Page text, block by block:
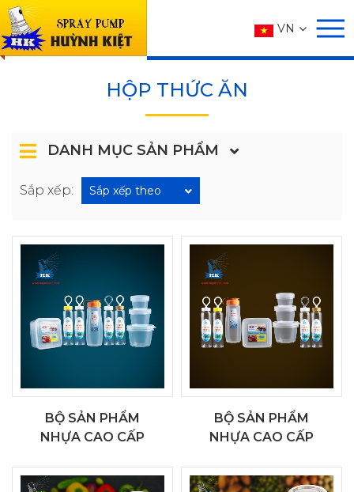
VN
SẢN PHẨM
Trang chủ SẢN PHẨM
HỘP THỨC ĂN
DANH MỤC SẢN PHẨM
Sắp xếp: Sắp xếp theo
BỘ SẢN PHẨM
NHỰA CAO CẤP
BỘ SẢN PHẨM
NHỰA CAO CẤP